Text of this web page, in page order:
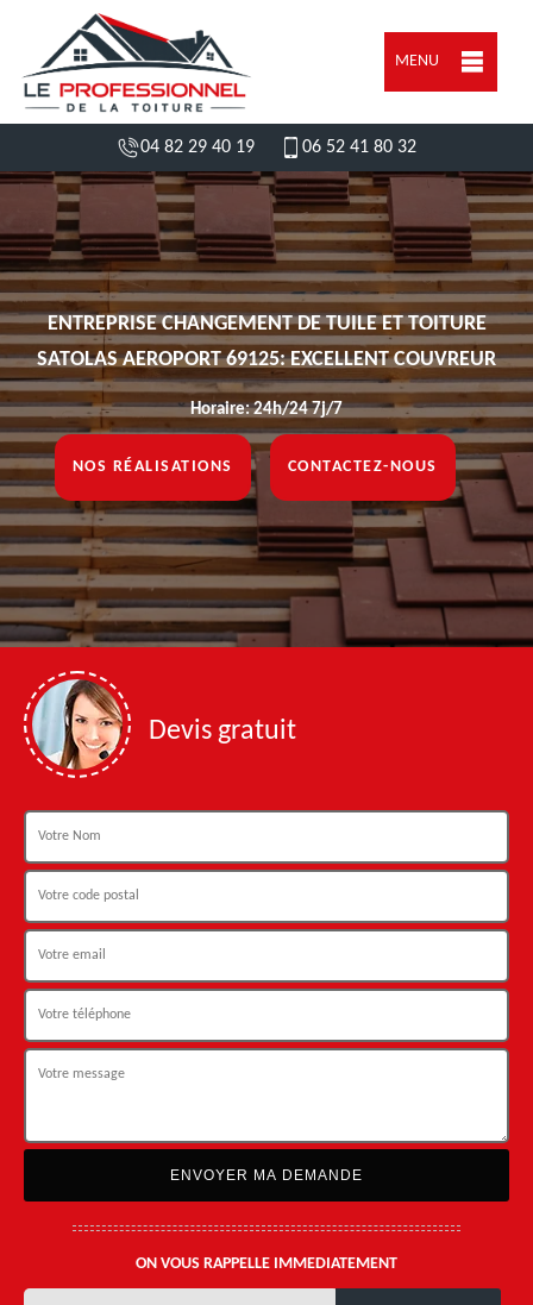
MENU
04 82 29 40 19 06 52 41 80 32
ENTREPRISE CHANGEMENT DE TUILE ET TOITURE
SATOLAS AEROPORT 69125: EXCELLENT COUVREUR
Horaire: 24h/24 7j/7
NOS RÉALISATIONS CONTACTEZ-NOUS
Devis gratuit
ON VOUS RAPPELLE IMMEDIATEMENT